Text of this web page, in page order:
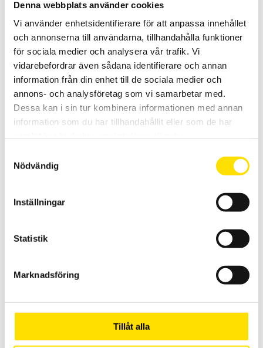
Denna webbplats använder cookies
Vi använder enhetsidentifierare för att anpassa innehållet
och annonserna till användarna, tillhandahålla funktioner
för sociala medier och analysera vår trafik. Vi
vidarebefordrar även sådana identifierare och annan
information från din enhet till de sociala medier och
annons- och analysföretag som vi samarbetar med.
Dessa kan i sin tur kombinera informationen med annan
information som du har tillhandahållit eller som de har
Nödvändig
Inställningar
Statistik
Marknadsföring
Tillåt alla
Handtag för AFG, BFG
LÄS MER
Tryckplatta för användning tillsammans med dynamometer eller
LÄS MER